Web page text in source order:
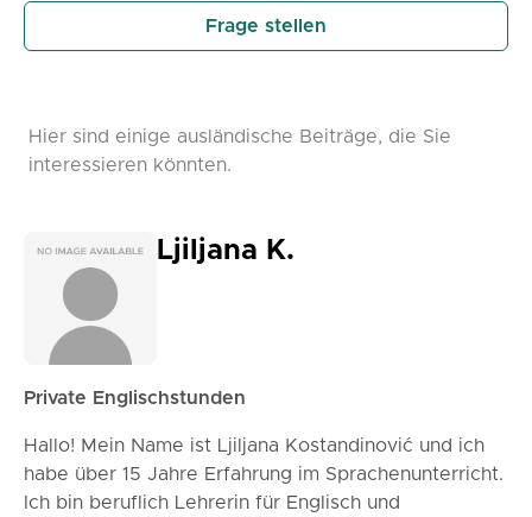
Frage stellen
Hier sind einige ausländische Beiträge, die Sie
interessieren könnten.
Ljiljana K.
Private Englischstunden
Hallo! Mein Name ist Ljiljana Kostandinović und ich
habe über 15 Jahre Erfahrung im Sprachenunterricht.
Ich bin beruflich Lehrerin für Englisch und